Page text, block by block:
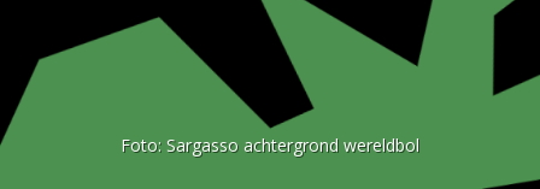
Foto: Sargasso achtergrond wereldbol